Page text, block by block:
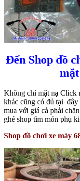
Đến Shop đồ
Không chỉ mặt nạ Click
khác cũng có đủ tại
mua với giá cả phải
ghé shop tìm món phụ
Shop đồ chơi xe máy